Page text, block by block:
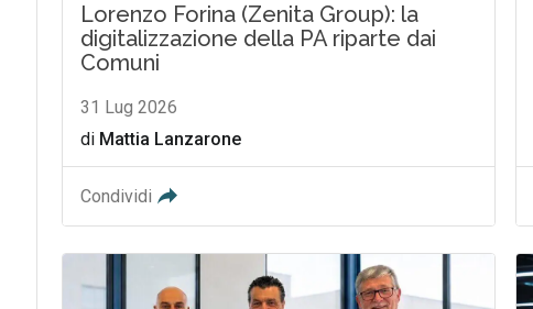
Lorenzo Forina (Zenita Group): la
digitalizzazione della PA riparte dai
Comuni
31 Lug 2026
di Mattia Lanzarone
Condividi